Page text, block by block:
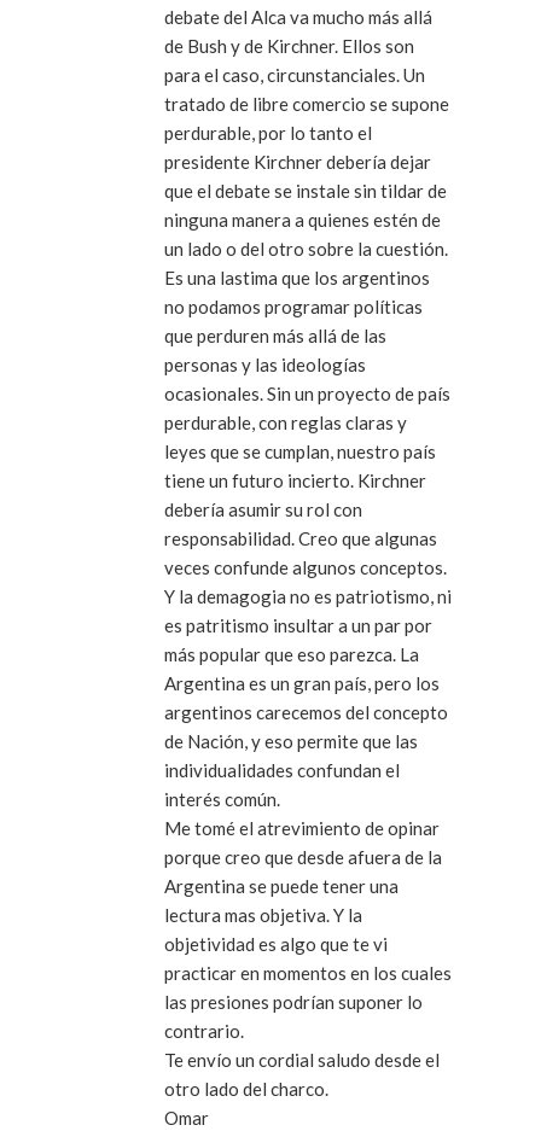
debate del Alca va mucho más allá
de Bush y de Kirchner. Ellos son
para el caso, circunstanciales. Un
tratado de libre comercio se supone
perdurable, por lo tanto el
presidente Kirchner debería dejar
que el debate se instale sin tildar de
ninguna manera a quienes estén de
un lado o del otro sobre la cuestión.
Es una lastima que los argentinos
no podamos programar políticas
que perduren más allá de las
personas y las ideologías
ocasionales. Sin un proyecto de país
perdurable, con reglas claras y
leyes que se cumplan, nuestro país
tiene un futuro incierto. Kirchner
debería asumir su rol con
responsabilidad. Creo que algunas
veces confunde algunos conceptos.
Y la demagogia no es patriotismo, ni
es patritismo insultar a un par por
más popular que eso parezca. La
Argentina es un gran país, pero los
argentinos carecemos del concepto
de Nación, y eso permite que las
individualidades confundan el
interés común.
Me tomé el atrevimiento de opinar
porque creo que desde afuera de la
Argentina se puede tener una
lectura mas objetiva. Y la
objetividad es algo que te vi
practicar en momentos en los cuales
las presiones podrían suponer lo
contrario.
Te envío un cordial saludo desde el
otro lado del charco.
Omar